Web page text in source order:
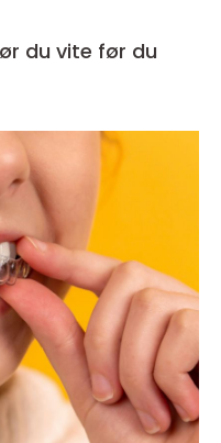
du vite før du